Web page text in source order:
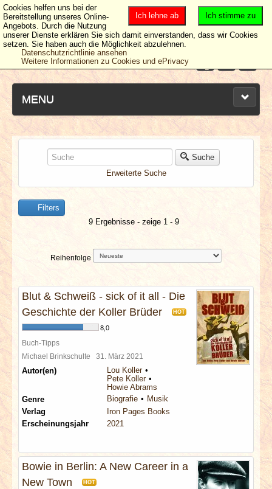
MENU
NEUESTE ARTIKEL
NEWS & DATES
BERICHTE
VERLOSUNGEN
SPECIALS
REDAKTION
LINKS
ARCHIV
Suche
Erweiterte Suche
Filters
9 Ergebnisse - zeige 1 - 9
Reihenfolge
Blut & Schweiß - sick of it all - Die
Geschichte der Koller Brüder
HOT
8,0
Buch-Tipps
Michael Brinkschulte 31. März 2021
Autor(en)
Lou Koller
Pete Koller
Howie Abrams
Genre
Biografie
Musik
Verlag
Iron Pages Books
Erscheinungsjahr
2021
Bowie in Berlin: A New Career in a
New Town
HOT
Ich stimme zu
Ich lehne ab
Cookies helfen uns bei der
Bereitstellung unseres Online-
Angebots. Durch die Nutzung
unserer Dienste erklären Sie sich damit einverstanden, dass wir Cookies
setzen. Sie haben auch die Möglichkeit abzulehnen.
Datenschutzrichtlinie ansehen
Weitere Informationen zu Cookies und ePrivacy